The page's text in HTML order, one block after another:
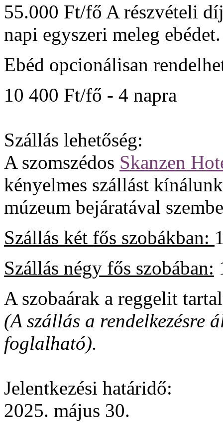
55.000 Ft/fő A részvételi
napi egyszeri meleg ebédet.
Ebéd opcionálisan
10 400 Ft/fő - 4 napra
Szállás lehetőség:
A szomszédos Skanzen
kényelmes szállást
múzeum bejáratával
Szállás két fős szobákban:
Szállás négy fős szobában:
A szobaárak a reggelit
(A szállás a rendelkezésre
foglalható).
Jelentkezési határidő:
2025. május 30.